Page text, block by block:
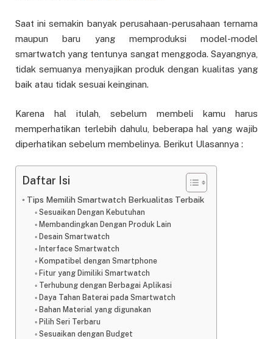
Saat ini semakin banyak perusahaan-perusahaan ternama
maupun baru yang memproduksi model-model
smartwatch yang tentunya sangat menggoda. Sayangnya,
tidak semuanya menyajikan produk dengan kualitas yang
baik atau tidak sesuai keinginan.
Karena hal itulah, sebelum membeli kamu harus
memperhatikan terlebih dahulu, beberapa hal yang wajib
diperhatikan sebelum membelinya. Berikut Ulasannya :
Daftar Isi
Tips Memilih Smartwatch Berkualitas Terbaik
Sesuaikan Dengan Kebutuhan
Membandingkan Dengan Produk Lain
Desain Smartwatch
Interface Smartwatch
Kompatibel dengan Smartphone
Fitur yang Dimiliki Smartwatch
Terhubung dengan Berbagai Aplikasi
Daya Tahan Baterai pada Smartwatch
Bahan Material yang digunakan
Pilih Seri Terbaru
Sesuaikan dengan Budget